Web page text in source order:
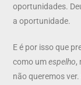
oportunidades.
a oportunidade.
E é por isso que
como umespelho,
não queremos